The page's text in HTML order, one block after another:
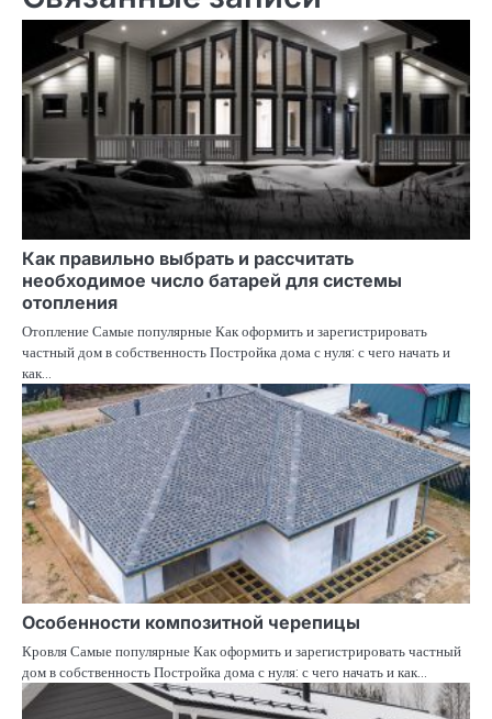
Как правильно выбрать и рассчитать
необходимое число батарей для системы
отопления
Отопление Самые популярные Как оформить и зарегистрировать
частный дом в собственность Постройка дома с нуля: с чего начать и
как…
Особенности композитной черепицы
Кровля Самые популярные Как оформить и зарегистрировать частный
дом в собственность Постройка дома с нуля: с чего начать и как…